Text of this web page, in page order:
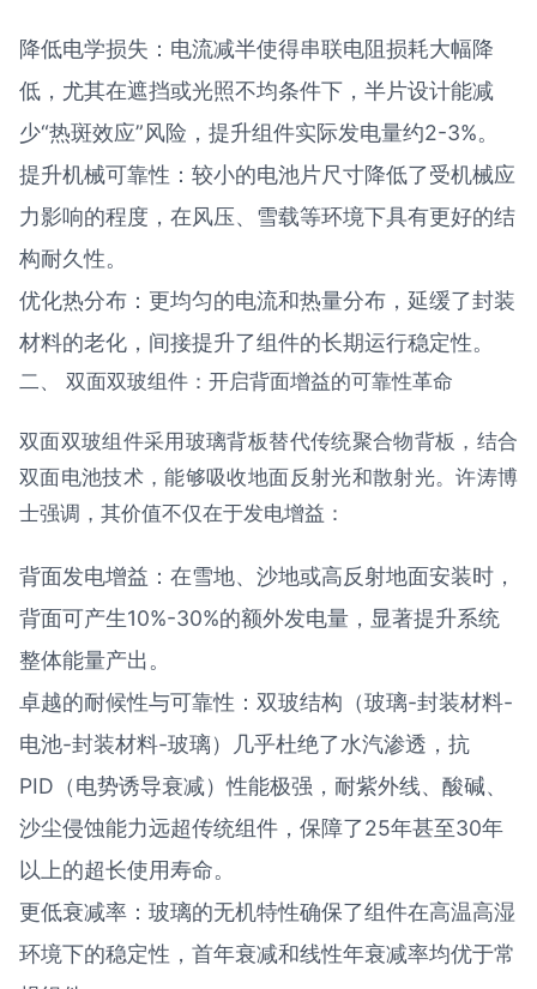
降低电学损失：电流减半使得串联电阻损耗大幅降
低，尤其在遮挡或光照不均条件下，半片设计能减
少“热斑效应”风险，提升组件实际发电量约2-3%。
提升机械可靠性：较小的电池片尺寸降低了受机械应
力影响的程度，在风压、雪载等环境下具有更好的结
构耐久性。
优化热分布：更均匀的电流和热量分布，延缓了封装
材料的老化，间接提升了组件的长期运行稳定性。
二、 双面双玻组件：开启背面增益的可靠性革命
双面双玻组件采用玻璃背板替代传统聚合物背板，结合
双面电池技术，能够吸收地面反射光和散射光。许涛博
士强调，其价值不仅在于发电增益：
背面发电增益：在雪地、沙地或高反射地面安装时，
背面可产生10%-30%的额外发电量，显著提升系统
整体能量产出。
卓越的耐候性与可靠性：双玻结构（玻璃-封装材料-
电池-封装材料-玻璃）几乎杜绝了水汽渗透，抗
PID（电势诱导衰减）性能极强，耐紫外线、酸碱、
沙尘侵蚀能力远超传统组件，保障了25年甚至30年
以上的超长使用寿命。
更低衰减率：玻璃的无机特性确保了组件在高温高湿
环境下的稳定性，首年衰减和线性年衰减率均优于常